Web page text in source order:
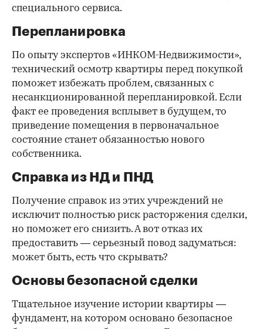
специального сервиса.
Перепланировка
По опыту экспертов «ИНКОМ-Недвижимости»,
технический осмотр квартиры перед покупкой
поможет избежать проблем, связанных с
несанкционированной перепланировкой. Если
факт ее проведения всплывет в будущем, то
приведение помещения в первоначальное
состояние станет обязанностью нового
собственника.
Справка из НД и ПНД
Получение справок из этих учреждений не
исключит полностью риск расторжения сделки,
но поможет его снизить. А вот отказ их
предоставить — серьезный повод задуматься:
может быть, есть что скрывать?
Основы безопасной сделки
Тщательное изучение истории квартиры —
фундамент, на котором основано безопасное